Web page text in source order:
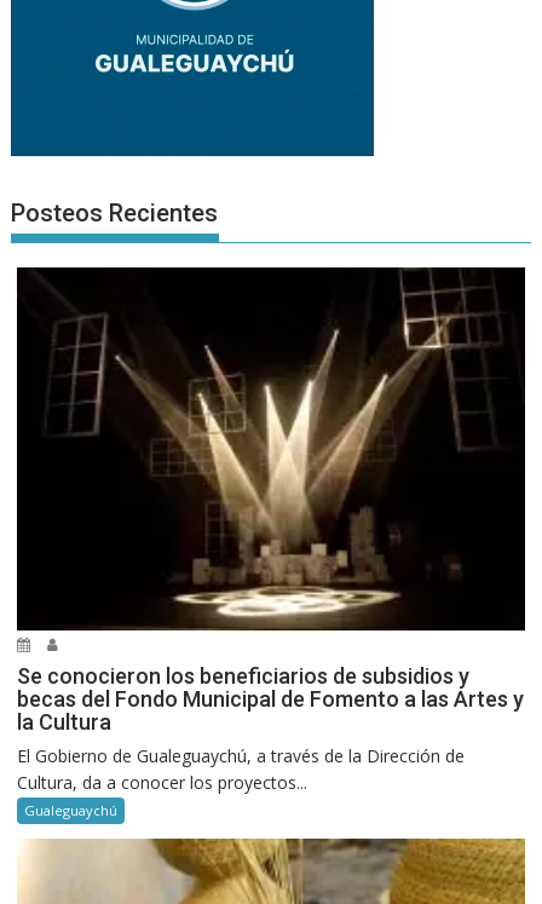
Posteos Recientes
Se conocieron los beneficiarios de subsidios y
becas del Fondo Municipal de Fomento a las Artes y
la Cultura
El Gobierno de Gualeguaychú, a través de la Dirección de
Cultura, da a conocer los proyectos...
Gualeguaychú